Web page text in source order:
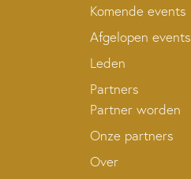
Komende events
Afgelopen events
Leden
Partners
Partner worden
Onze partners
Over